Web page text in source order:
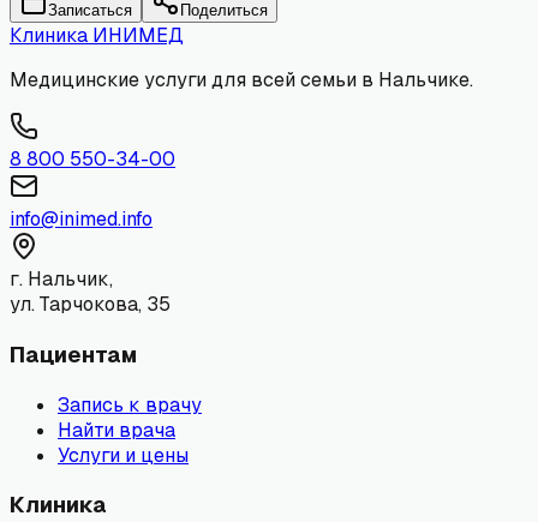
Записаться Поделиться
Клиника ИНИМЕД
Медицинские услуги для всей семьи в Нальчике.
8 800 550-34-00
info@inimed.info
г. Нальчик,
ул. Тарчокова, 35
Пациентам
Запись к врачу
Найти врача
Услуги и цены
Клиника